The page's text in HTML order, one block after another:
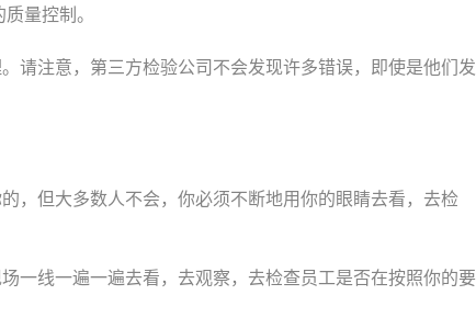
量控制。
请注意，第三方检验公司不会发现许多错误，即使是他们发
，但大多数人不会，你必须不断地用你的眼睛去看，去检
一线一遍一遍去看，去观察，去检查员工是否在按照你的要